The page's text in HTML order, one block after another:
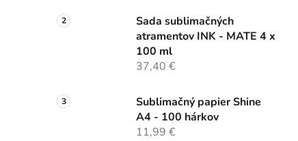
Sada sublimačných
atramentov INK - MATE 4 x
100 ml
37,40 €
Sublimačný papier Shine
A4 - 100 hárkov
11,99 €